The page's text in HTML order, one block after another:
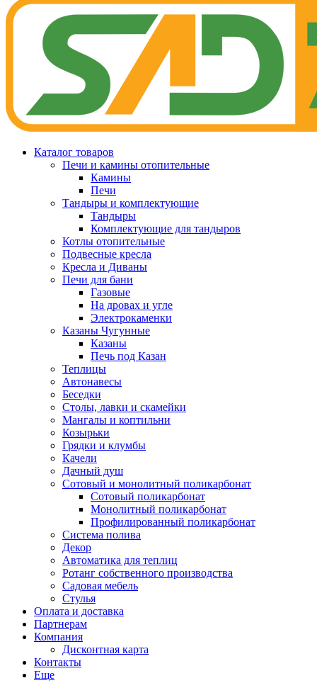
Каталог товаров
Печи и камины отопительные
Камины
Печи
Тандыры и комплектующие
Тандыры
Комплектующие для тандыров
Котлы отопительные
Подвесные кресла
Кресла и Диваны
Печи для бани
Газовые
На дровах и угле
Электрокаменки
Казаны Чугунные
Казаны
Печь под Казан
Теплицы
Автонавесы
Беседки
Столы, лавки и скамейки
Мангалы и коптильни
Козырьки
Грядки и клумбы
Качели
Дачный душ
Сотовый и монолитный поликарбонат
Сотовый поликарбонат
Монолитный поликарбонат
Профилированный поликарбонат
Система полива
Декор
Автоматика для теплиц
Ротанг собственного производства
Садовая мебель
Стулья
Оплата и доставка
Партнерам
Компания
Дисконтная карта
Контакты
Еще